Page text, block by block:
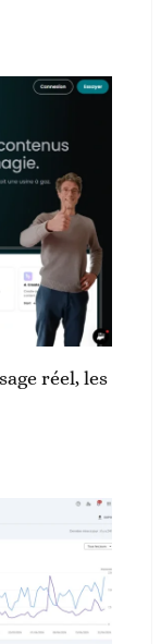
réel, les